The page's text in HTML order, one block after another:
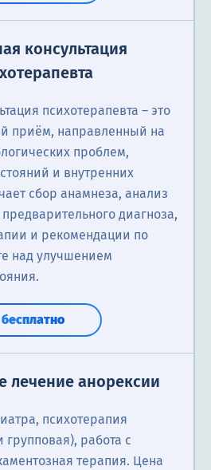
консультация
психотерапевта – это
приём, направленный на
проблем,
и внутренних
сбор анамнеза, анализ
диагноза,
и рекомендации по
над улучшением
бесплатно
лечение анорексии
психотерапия
работа с
терапия. Цена